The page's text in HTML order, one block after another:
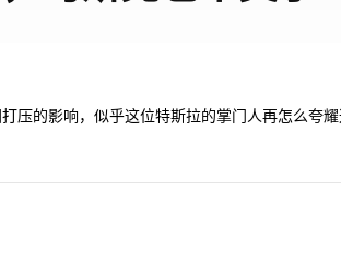
压的影响，似乎这位特斯拉的掌门人再怎么夸